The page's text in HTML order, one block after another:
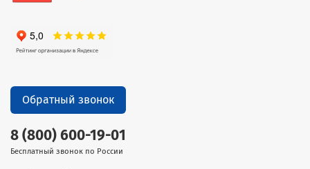
8 (800) 600-19-01
Бесплатный звонок по России
Обратный звонок